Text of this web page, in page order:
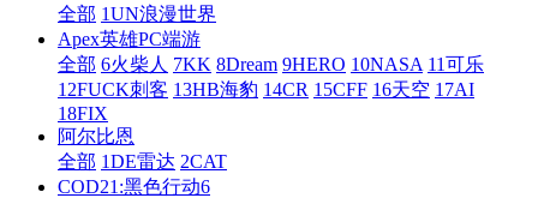
全部 1UN浪漫世界
Apex英雄PC端游
全部 6火柴人 7KK 8Dream 9HERO 10NASA 11可乐
12FUCK刺客 13HB海豹 14CR 15CFF 16天空 17AI
18FIX
阿尔比恩
全部 1DE雷达 2CAT
COD21:黑色行动6